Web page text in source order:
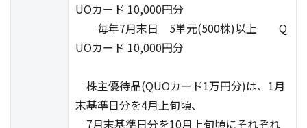
UOカード 10,000円分
毎年7月末日 5単元(500株)以上 Q
UOカード 10,000円分
株主優待品(QUOカード1万円分)は、1月
末基準日分を4月上旬頃、
7月末基準日分を10月上旬頃にそれぞれ